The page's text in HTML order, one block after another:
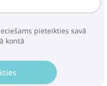
pieteikties savā
kontā